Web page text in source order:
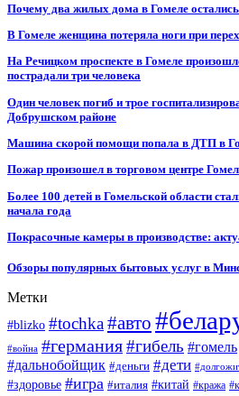
Почему два жилых дома в Гомеле
В Гомеле женщина потеряла ноги при
На Речицком проспекте в Гомеле
пострадали три человека
Один человек погиб и трое
Добрушском районе
Машина скорой помощи попала в ДТП в
Пожар произошел в торговом центре
Более 100 детей в Гомельской области
начала года
Покрасочные камеры в производстве:
Обзоры популярных бытовых услуг в
Метки
#blizko #tochka#авто
#война #германия#гибель #гомель
#дальнобойщик #деньги #дети
#здоровье #игра #италия #китай #кража